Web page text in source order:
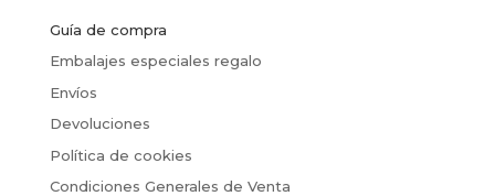
Guía de compra
Embalajes especiales regalo
Envíos
Devoluciones
Política de cookies
Condiciones Generales de Venta